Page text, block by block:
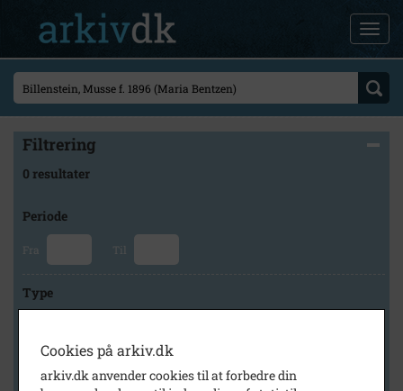
Filtrering
0 resultater
Periode
Fra Til
Type
Arkiv
Cookies på arkiv.dk
arkiv.dk anvender cookies til at forbedre din